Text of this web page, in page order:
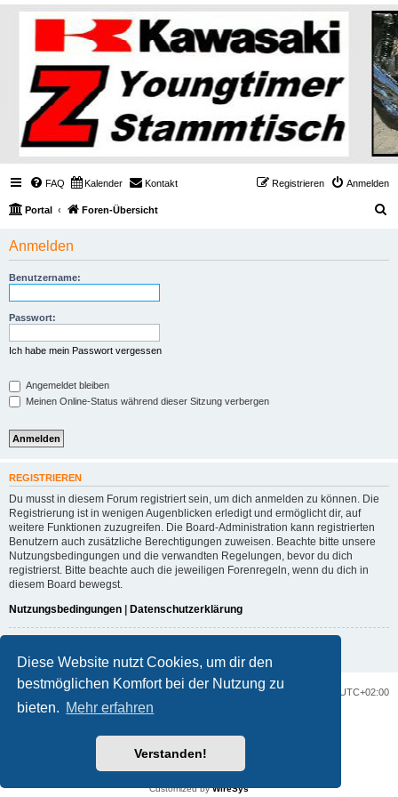
Diese Website nutzt Cookies, um dir den
bestmöglichen Komfort bei der Nutzung zu
bieten. Mehr erfahren
Verstanden!
FAQ Kalender Kontakt Anmelden
Registrieren
Portal Foren-Übersicht
Anmelden
Benutzername:
Passwort:
Ich habe mein Passwort vergessen
Angemeldet bleiben
Meinen Online-Status während dieser Sitzung verbergen
REGISTRIEREN
Du musst in diesem Forum registriert sein, um dich anmelden zu können. Die
Registrierung ist in wenigen Augenblicken erledigt und ermöglicht dir, auf
weitere Funktionen zuzugreifen. Die Board-Administration kann registrierten
Benutzern auch zusätzliche Berechtigungen zuweisen. Beachte bitte unsere
Nutzungsbedingungen und die verwandten Regelungen, bevor du dich
registrierst. Bitte beachte auch die jeweiligen Forenregeln, wenn du dich in
diesem Board bewegst.
Nutzungsbedingungen | Datenschutzerklärung
Portal Foren-Übersicht Alle Zeiten sind UTC+02:00
phpBB.de
Datenschutz|Nutzungsbedingungen
Customized byWireSys